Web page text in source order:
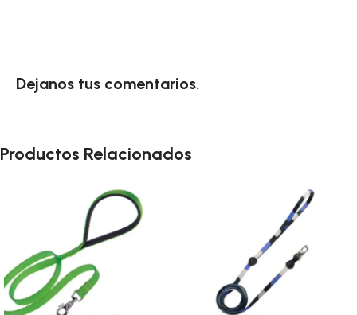
Dejanos tus comentarios.
Productos Relacionados